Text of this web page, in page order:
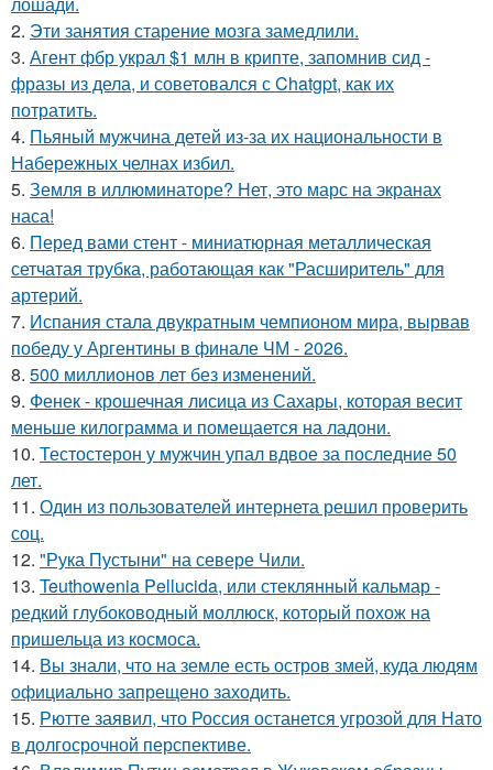
2. Эти занятия старение мозга замедлили.
3. Агент фбр украл $1 млн в крипте, запомнив сид -
фразы из дела, и советовался с Chatgpt, как их
потратить.
4. Пьяный мужчина детей из-за их национальности в
Набережных челнах избил.
5. Земля в иллюминаторе? Нет, это марс на экранах
наса!
6. Перед вами стент - миниатюрная металлическая
сетчатая трубка, работающая как "Расширитель" для
артерий.
7. Испания стала двукратным чемпионом мира, вырвав
победу у Аргентины в финале ЧМ - 2026.
8. 500 миллионов лет без изменений.
9. Фенек - крошечная лисица из Сахары, которая весит
меньше килограмма и помещается на ладони.
10. Тестостерон у мужчин упал вдвое за последние 50
лет.
11. Один из пользователей интернета решил проверить
соц.
12. "Рука Пустыни" на севере Чили.
13. Teuthowenia Pellucida, или стеклянный кальмар -
редкий глубоководный моллюск, который похож на
пришельца из космоса.
14. Вы знали, что на земле есть остров змей, куда людям
официально запрещено заходить.
15. Рютте заявил, что Россия останется угрозой для Нато
в долгосрочной перспективе.